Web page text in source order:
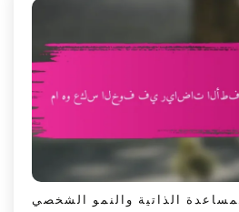
الذاتية والنمو الشخصي